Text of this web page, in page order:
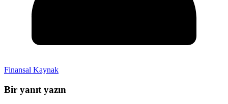
Finansal Kaynak
Bir yanıt yazın